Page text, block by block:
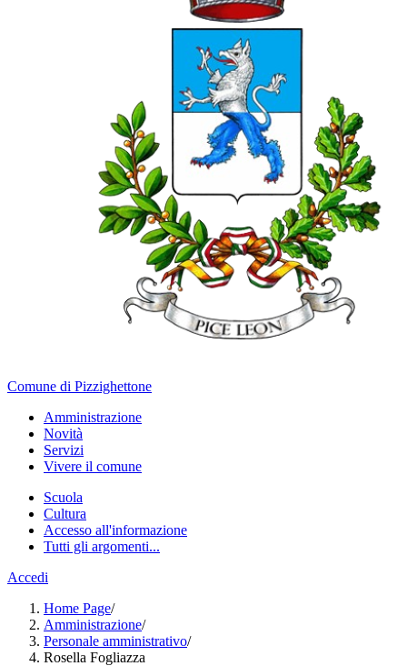
Comune di Pizzighettone
Amministrazione
Novità
Servizi
Vivere il comune
Scuola
Cultura
Accesso all'informazione
Tutti gli argomenti...
Accedi
Home Page/
Amministrazione/
Personale amministrativo/
Rosella Fogliazza